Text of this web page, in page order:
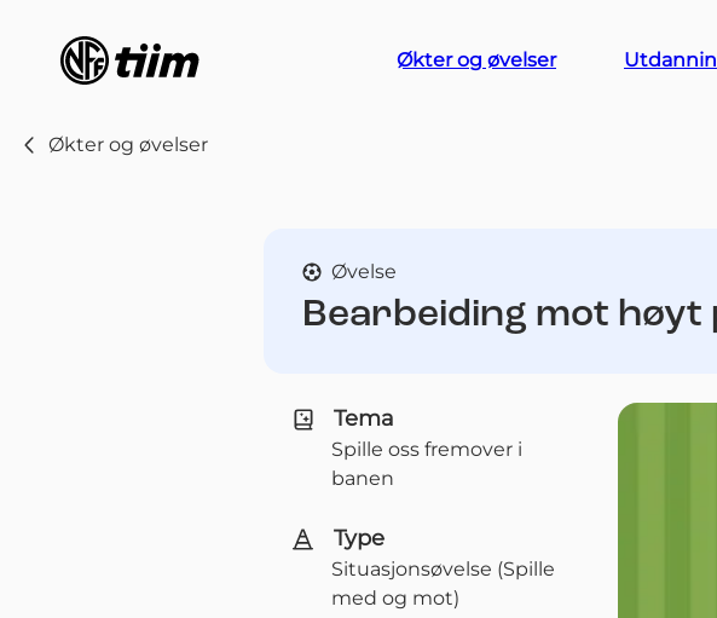
Økter og øvelser
Økter og øvelser
Øvelse
Bearbeiding mot
Tema
Spille oss fremover i
banen
Type
Situasjonsøvelse (Spille
med og mot)